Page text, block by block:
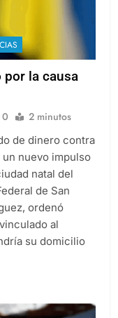
por la causa
0 2 minutos
de dinero contra
nuevo impulso
natal del
de San
ordenó
al
su domicilio